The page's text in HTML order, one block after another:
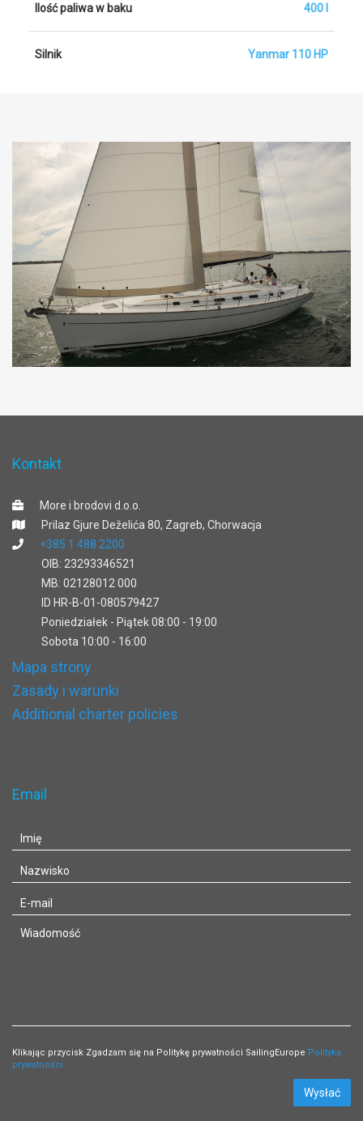
Ilość paliwa w baku 400 l
Silnik Yanmar 110 HP
Kontakt
More i brodovi d.o.o.
Prilaz Gjure Deželića 80, Zagreb, Chorwacja
+385 1 488 2200
OIB: 23293346521
MB: 02128012 000
ID HR-B-01-080579427
Poniedziałek - Piątek 08:00 - 19:00
Sobota 10:00 - 16:00
Mapa strony
Zasady i warunki
Additional charter policies
Email
Klikając przycisk Zgadzam się na Politykę prywatności SailingEurope Polityka
prywatności
Wysłać